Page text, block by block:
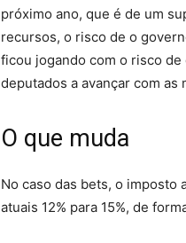
próximo ano, que é de um
recursos, o risco de o
ficou jogando com o risco
deputados a avançar com as
O que muda
No caso das bets, o imposto
atuais 12% para 15%, de